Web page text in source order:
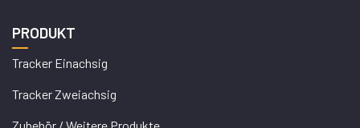
PRODUKT
Tracker Einachsig
Tracker Zweiachsig